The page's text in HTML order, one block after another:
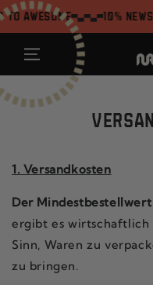
ZUM INHALT
SPRINGEN 10%
1. Versandkosten
Der
ergibt es wirtschaftlich
Sinn, Waren zu
zu bringen.